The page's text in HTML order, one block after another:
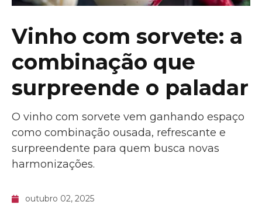
Vinho com sorvete: a
combinação que
surpreende o paladar
O vinho com sorvete vem ganhando espaço
como combinação ousada, refrescante e
surpreendente para quem busca novas
harmonizações.
outubro 02, 2025